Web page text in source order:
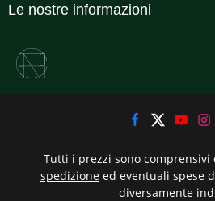
Le nostre informazioni
Tutti i prezzi sono comprensivi
spedizioneed eventuali spese
diversamente